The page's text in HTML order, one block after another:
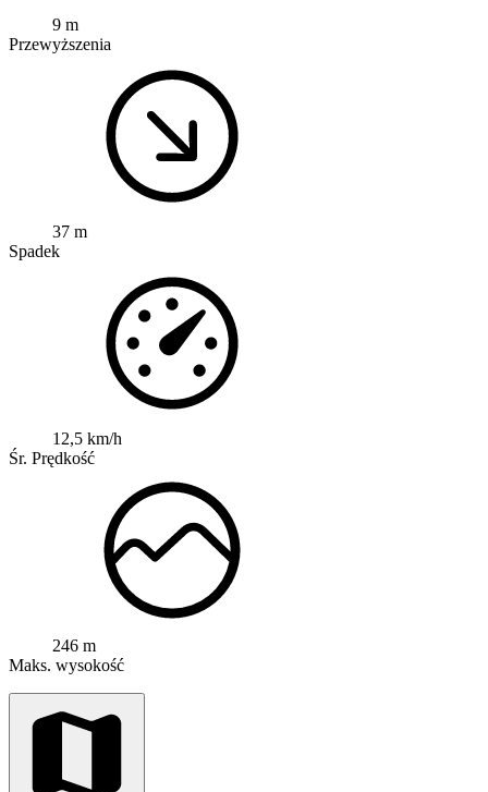
9 m
Przewyższenia
37 m
Spadek
12,5 km/h
Śr. Prędkość
246 m
Maks. wysokość